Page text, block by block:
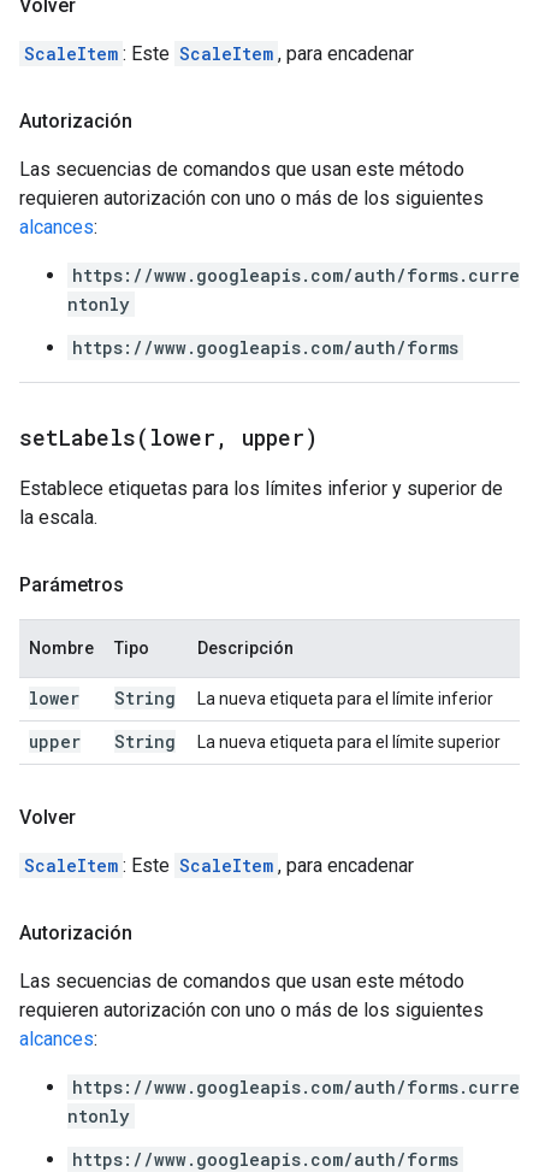
Volver
ScaleItem : Este ScaleItem , para encadenar
Autorización
Las secuencias de comandos que usan este método
requieren autorización con uno o más de los siguientes
alcances:
https://www.googleapis.com/auth/forms.curre
ntonly
https://www.googleapis.com/auth/forms
setLabels( lower , upper)
Establece etiquetas para los límites inferior y superior de
la escala.
Parámetros
Nombre Tipo Descripción
lower String La nueva etiqueta para el límite inferior
upper String La nueva etiqueta para el límite superior
Volver
ScaleItem : Este ScaleItem , para encadenar
Autorización
Las secuencias de comandos que usan este método
requieren autorización con uno o más de los siguientes
alcances:
https://www.googleapis.com/auth/forms.curre
ntonly
https://www.googleapis.com/auth/forms